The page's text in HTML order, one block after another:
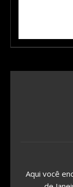
Aqui você